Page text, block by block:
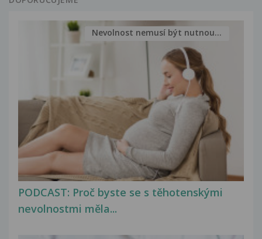
PODCAST: Proč byste se s těhotenskými
nevolnostmi měla...
Nevolnost nemusí být nutnou...